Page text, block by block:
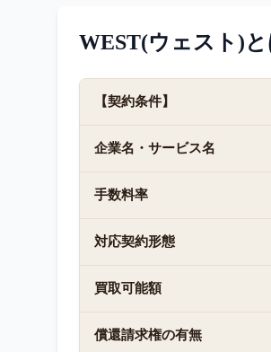
WEST(ウェスト)
【契約条件】
企業名・サービス名
手数料率
対応契約形態
買取可能額
償還請求権の有無